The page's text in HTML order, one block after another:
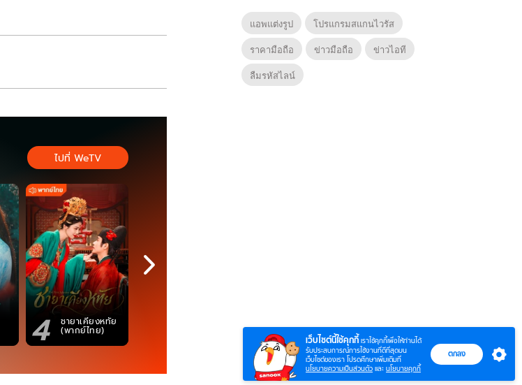
4 ชายาเคียงหทัย
(พากย์ไทย) 5 6 พบเธอ (พากย์
ไทย) 7 พบเธอ 8 ภูตถั
ไปที่ WeTV
แอพแต่งรูป
โปรแกรมสแกนไวรัส
ราคามือถือ
ข่าวมือถือ
ข่าวไอที
ลืมรหัสไลน์
เว็บไซต์นี้ใช้คุกกี้ เราใช้คุกกี้เพื่อให้ท่านได้
รับประสบการณ์การใช้งานที่ดีที่สุดบน
เว็บไซต์ของเรา โปรดศึกษาเพิ่มเติมที่
นโยบายความเป็นส่วนตัว และ นโยบายคุกกี้
ตกลง